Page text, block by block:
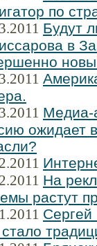
по
Будут
в
Медиа-
ожидает
На
растут
Сергей